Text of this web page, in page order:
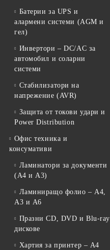
Батерии за UPS и
алармени системи (AGM и
гел)
Инвертори – DC/AC за
автомобил и соларни
системи
Стабилизатори на
напрежение (AVR)
Защита от токови удари и
Power Distribution
Офис техника и
консумативи
Ламинатори за документи
(A4 и A3)
Ламиниращо фолио – A4,
A3 и A6
Празни CD, DVD и Blu-ray
дискове
Хартия за принтер – A4